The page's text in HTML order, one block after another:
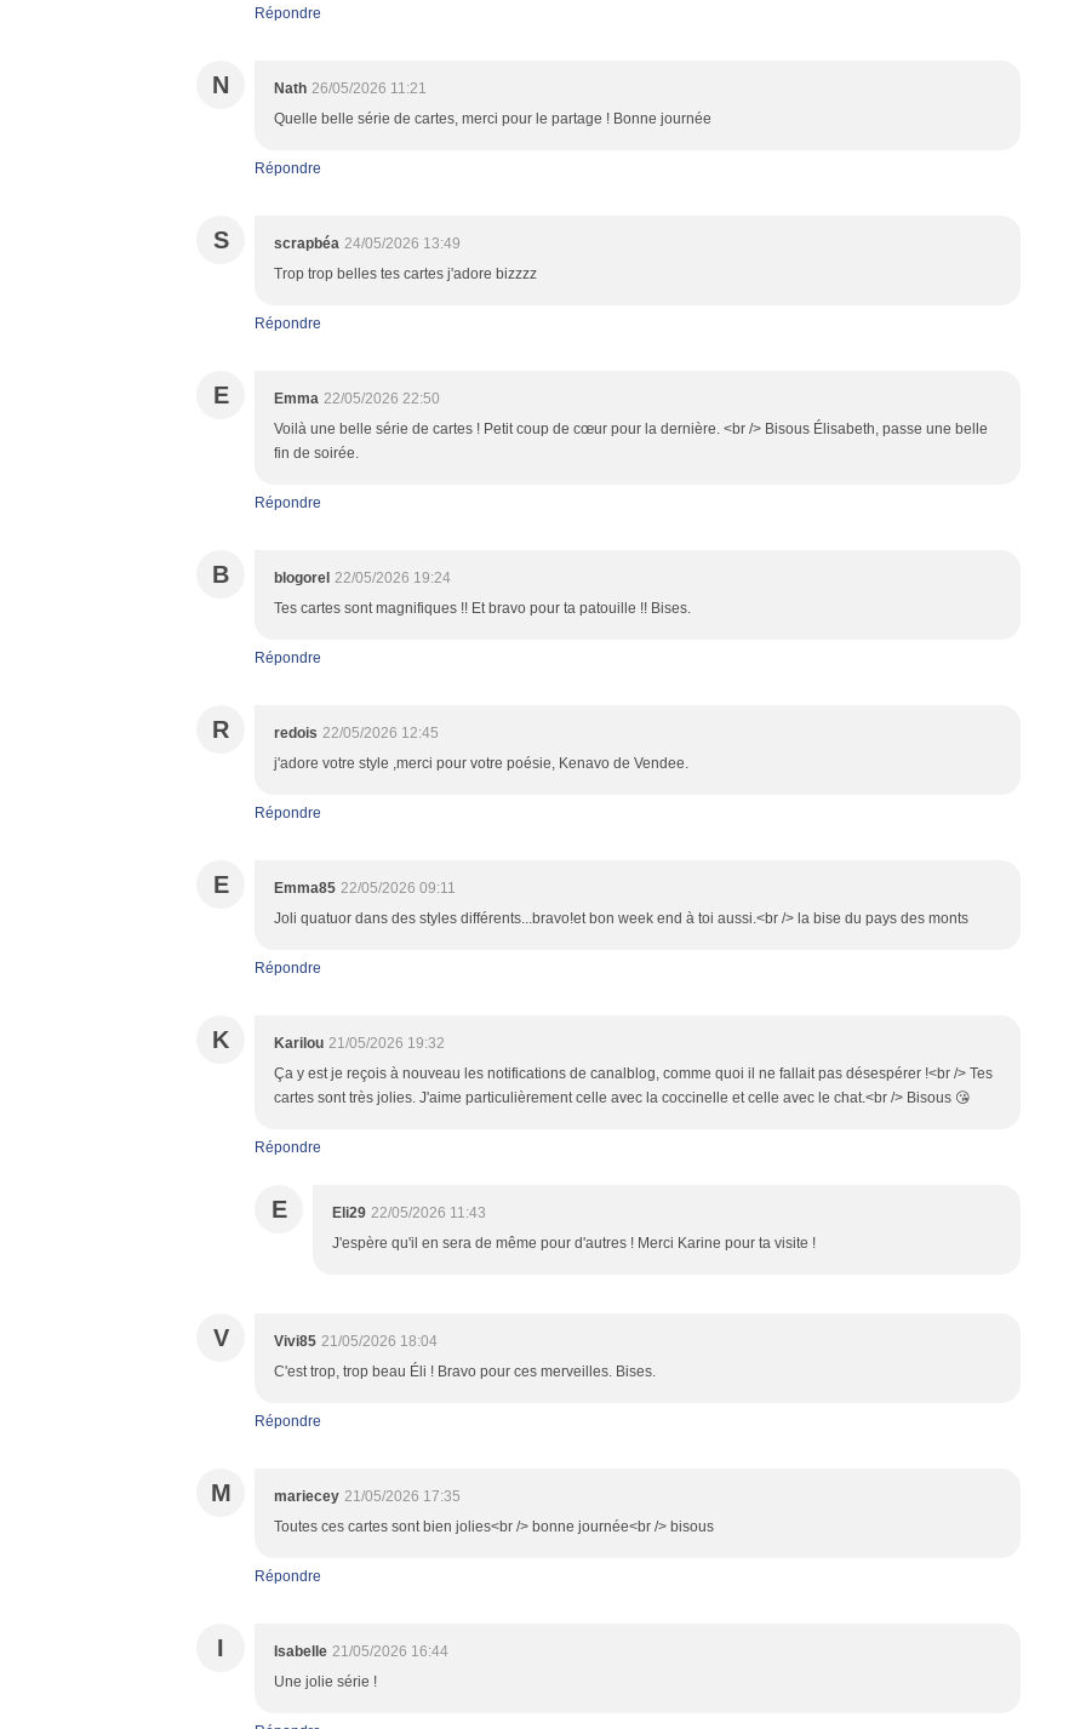
Répondre
N Nath 26/05/2026 11:21
Quelle belle série de cartes, merci pour le partage ! Bonne journée
Répondre
S scrapbéa 24/05/2026 13:49
Trop trop belles tes cartes j'adore bizzzz
Répondre
E Emma 22/05/2026 22:50
Voilà une belle série de cartes ! Petit coup de cœur pour la dernière. <br /> Bisous Élisabeth, passe une belle
fin de soirée.
Répondre
B blogorel 22/05/2026 19:24
Tes cartes sont magnifiques !! Et bravo pour ta patouille !! Bises.
Répondre
R redois 22/05/2026 12:45
j'adore votre style ,merci pour votre poésie, Kenavo de Vendee.
Répondre
E Emma85 22/05/2026 09:11
Joli quatuor dans des styles différents...bravo!et bon week end à toi aussi.<br /> la bise du pays des monts
Répondre
K Karilou 21/05/2026 19:32
Ça y est je reçois à nouveau les notifications de canalblog, comme quoi il ne fallait pas désespérer !<br /> Tes
cartes sont très jolies. J'aime particulièrement celle avec la coccinelle et celle avec le chat.<br /> Bisous 😘
Répondre
E Eli29 22/05/2026 11:43
J'espère qu'il en sera de même pour d'autres ! Merci Karine pour ta visite !
V Vivi85 21/05/2026 18:04
C'est trop, trop beau Éli ! Bravo pour ces merveilles. Bises.
Répondre
M mariecey 21/05/2026 17:35
Toutes ces cartes sont bien jolies<br /> bonne journée<br /> bisous
Répondre
I Isabelle 21/05/2026 16:44
Une jolie série !